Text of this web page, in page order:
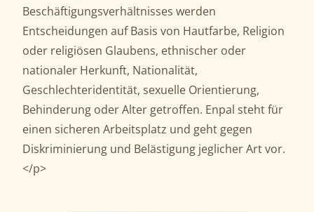
Beschäftigungsverhältnisses werden
Entscheidungen auf Basis von Hautfarbe, Religion
oder religiösen Glaubens, ethnischer oder
nationaler Herkunft, Nationalität,
Geschlechteridentität, sexuelle Orientierung,
Behinderung oder Alter getroffen. Enpal steht für
einen sicheren Arbeitsplatz und geht gegen
Diskriminierung und Belästigung jeglicher Art vor.
</p>